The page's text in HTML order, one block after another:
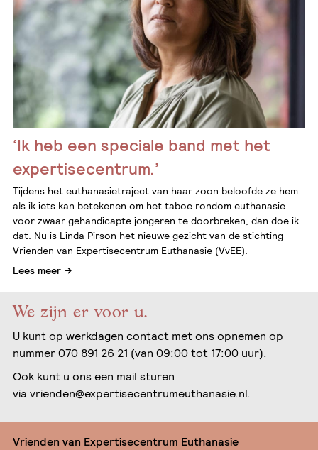
‘Ik heb een speciale band met het
expertisecentrum.’
Tijdens het euthanasietraject van haar zoon beloofde ze hem:
als ik iets kan betekenen om het taboe rondom euthanasie
voor zwaar gehandicapte jongeren te doorbreken, dan doe ik
dat. Nu is Linda Pirson het nieuwe gezicht van de stichting
Vrienden van Expertisecentrum Euthanasie (VvEE).
Lees meer
We zijn er voor u.
U kunt op werkdagen contact met ons opnemen op
nummer 070 891 26 21 (van 09:00 tot 17:00 uur).
Ook kunt u ons een mail sturen
via vrienden@expertisecentrumeuthanasie.nl.
Vrienden van Expertisecentrum Euthanasie